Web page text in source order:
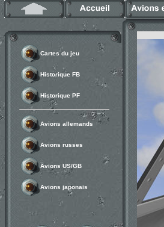
Cartes du jeu
Historique FB
Historique PF
Avions allemands
Avions russes
Avions US/GB
Avions japonais